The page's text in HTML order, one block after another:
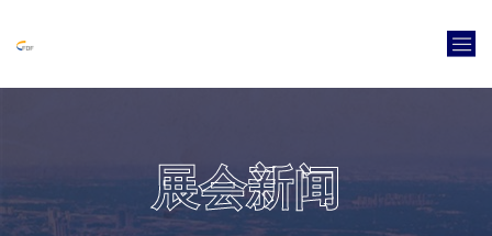
展会新闻